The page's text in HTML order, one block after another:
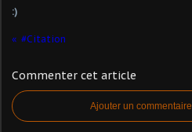
:)
#Citation
Commenter cet article
Ajouter un commentaire